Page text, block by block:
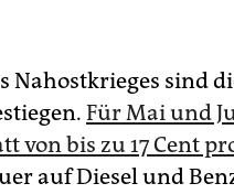
Nahostkrieges sind
Für Mai und
von bis zu 17 Cent
auf Diesel und